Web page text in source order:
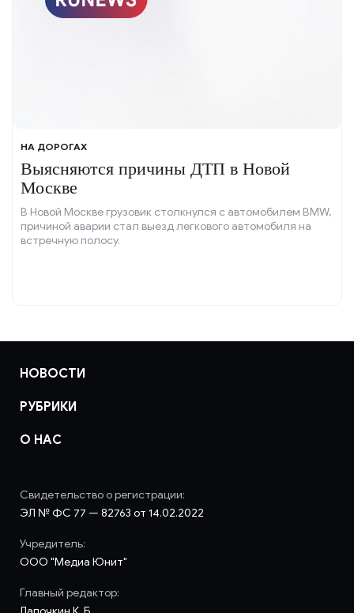
НА ДОРОГАХ
Выясняются причины ДТП в Новой
Москве
В Новой Москве грузовик столкнулся с автомобилем BMW,
причиной аварии стал выезд легкового автомобиля на
встречную полосу.
НОВОСТИ
РУБРИКИ
О НАС
Свидетельство о регистрации:
ЭЛ № ФС 77 — 82763 от 14.02.2022
Учредитель:
ООО "Медиа Юнит"
Главный редактор: